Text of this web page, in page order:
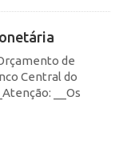
de
Central do
__Os